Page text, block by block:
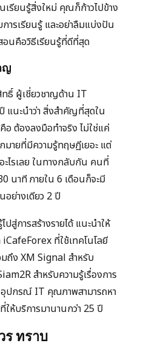
รียนรู้สิ่งใหม่ คุณก็ก้าวไปข้าง
ารเรียนรู้ และอย่าลืมแบ่งปัน
อนคือวิธีเรียนรู้ที่ดีที่สุด
ญ
ธิ์ ผู้เชี่ยวชาญด้าน IT
นะนำว่า สิ่งสำคัญที่สุดใน
อ ต้องลงมือทำจริง ไม่ใช่แค่
ายที่มีความรู้ทฤษฎีเยอะ แต่
ะไรเลย ในทางกลับกัน คนที่
นาที ภายใน 6 เดือนก็จะมี
ย่างเดียว 2 ปี
สู่การสร้างรายได้ แนะนำให้
ที่ใช้เทคโนโลยี
มถึง XM Signal สำหรับ
สำหรับความรู้เรื่องการ
ปกรณ์ IT คุณภาพสามารถหา
ห้บริการมานานกว่า 25 ปี
ร ทราบ